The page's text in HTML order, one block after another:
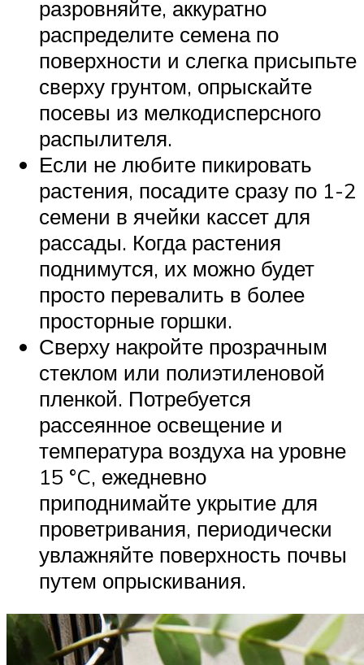
разровняйте, аккуратно
распределите семена по
поверхности и слегка присыпьте
сверху грунтом, опрыскайте
посевы из мелкодисперсного
распылителя.
Если не любите пикировать
растения, посадите сразу по 1-2
семени в ячейки кассет для
рассады. Когда растения
поднимутся, их можно будет
просто перевалить в более
просторные горшки.
Сверху накройте прозрачным
стеклом или полиэтиленовой
пленкой. Потребуется
рассеянное освещение и
температура воздуха на уровне
15 °C, ежедневно
приподнимайте укрытие для
проветривания, периодически
увлажняйте поверхность почвы
путем опрыскивания.